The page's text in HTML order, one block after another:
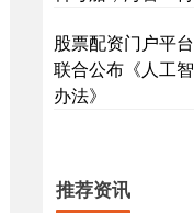
股票配资门户平
联合公布《人工
办法》
推荐资讯